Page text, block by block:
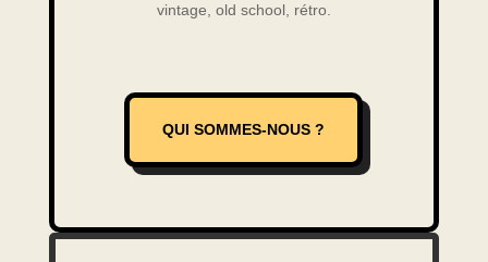
vintage, old school, rétro.
QUI SOMMES-NOUS ?